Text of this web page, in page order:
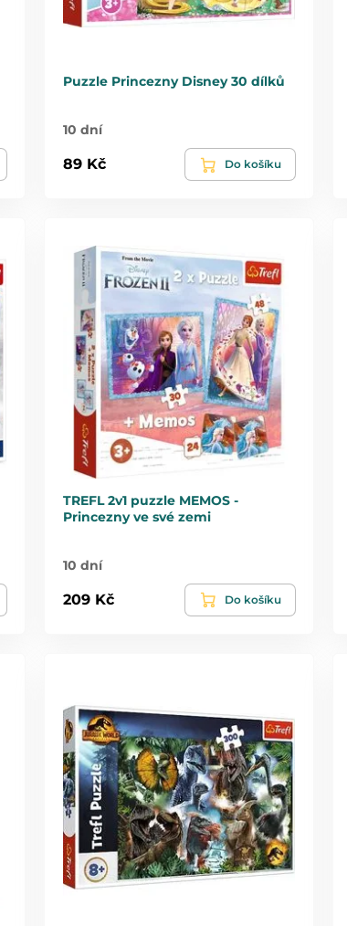
Puzzle Princezny Disney 30 dílků
10 dní
89 Kč Do košíku
TREFL 2v1 puzzle MEMOS -
Princezny ve své zemi
10 dní
209 Kč Do košíku